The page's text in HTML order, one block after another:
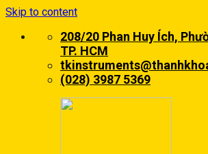
Skip to content
208/20 Phan Huy Ích,
TP. HCM
(028) 3987 5369